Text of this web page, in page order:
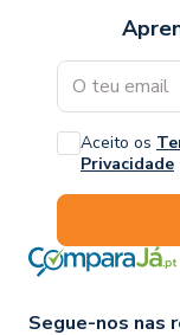
Aceito os
Privacidade
Segue-nos nas